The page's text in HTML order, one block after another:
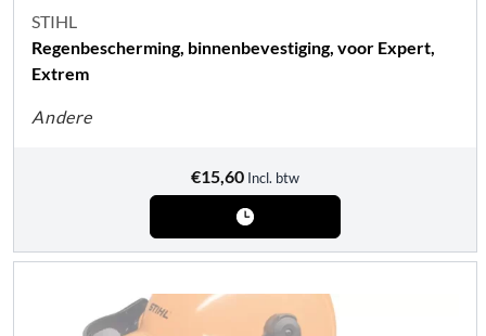
STIHL
Regenbescherming, binnenbevestiging, voor Expert,
Extrem
Andere
€15,60 Incl. btw